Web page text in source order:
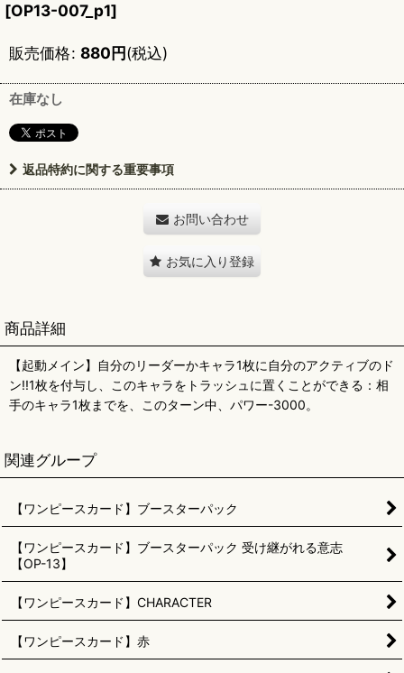
[OP13-007_p1]
販売価格: 880円(税込)
在庫なし
返品特約に関する重要事項
お問い合わせ
お気に入り登録
商品詳細
【起動メイン】自分のリーダーかキャラ1枚に自分のアクティブのド
ン!!1枚を付与し、このキャラをトラッシュに置くことができる：相
手のキャラ1枚までを、このターン中、パワー-3000。
関連グループ
【ワンピースカード】ブースターパック
【ワンピースカード】ブースターパック 受け継がれる意志
【OP-13】
【ワンピースカード】CHARACTER
【ワンピースカード】赤